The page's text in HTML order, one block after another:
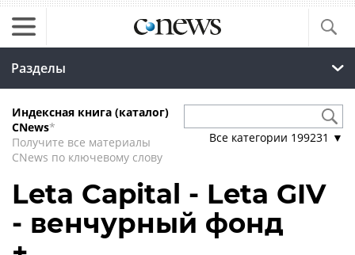
Разделы
Индексная книга (каталог)
CNews*
Получите все материалы
CNews по ключевому слову
Все категории 199231 ▼
Leta Capital - Leta GIV
- венчурный фонд